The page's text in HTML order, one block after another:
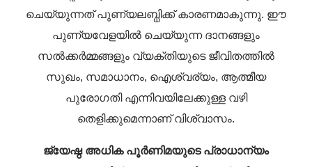
ചെയ്യുന്നത് പുണ്യലബ്ധിക്ക് കാരണമാകുന്നു. ഈ
പുണ്യവേളയിൽ ചെയ്യുന്ന ദാനങ്ങളും
സൽക്കർമ്മങ്ങളും വ്യക്തിയുടെ ജീവിതത്തിൽ
സുഖം, സമാധാനം, ഐശ്വര്യം, ആത്മീയ
പുരോഗതി എന്നിവയിലേക്കുള്ള വഴി
തെളിക്കുമെന്നാണ് വിശ്വാസം.
ജ്യേഷ്ഠ അധിക പൂർണിമയുടെ പ്രാധാന്യം